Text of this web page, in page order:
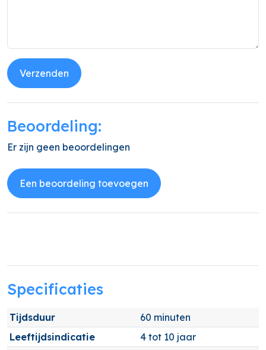
Verzenden
Beoordeling:
Er zijn geen beoordelingen
Een beoordeling toevoegen
Specificaties
Tijdsduur
60 minuten
Leeftijdsindicatie
4 tot 10 jaar